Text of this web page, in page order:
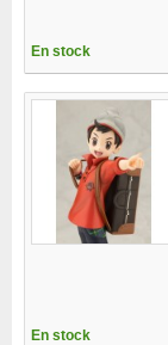
En stock
En stock